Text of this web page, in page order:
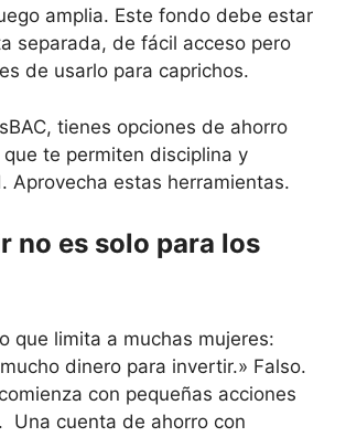
amplia. Este fondo debe estar
separada, de fácil acceso pero
de usarlo para caprichos.
tienes opciones de ahorro
te permiten disciplina y
Aprovecha estas herramientas.
no es solo para los
que limita a muchas mujeres:
dinero para invertir.» Falso.
con pequeñas acciones
Una cuenta de ahorro con